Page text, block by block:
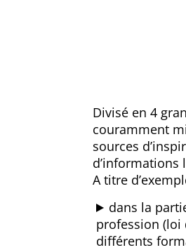
Divisé en 4
couramment
sources
d’informations
A titre
dans la
profession (loi
différents